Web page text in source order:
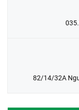
82/14/32A